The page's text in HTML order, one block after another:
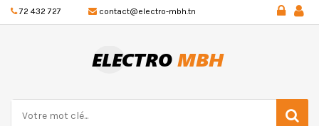
72 432 727 contact@electro-mbh.tn